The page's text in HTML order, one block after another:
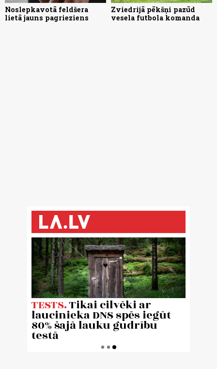
Noslepkavotā feldšera
lietā jauns pagrieziens
Zviedrijā pēkšņi pazūd
vesela futbola komanda